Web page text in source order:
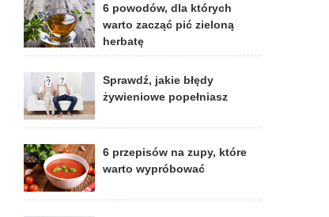
6 powodów, dla których
warto zacząć pić zieloną
herbatę
Sprawdź, jakie błędy
żywieniowe popełniasz
6 przepisów na zupy, które
warto wypróbować